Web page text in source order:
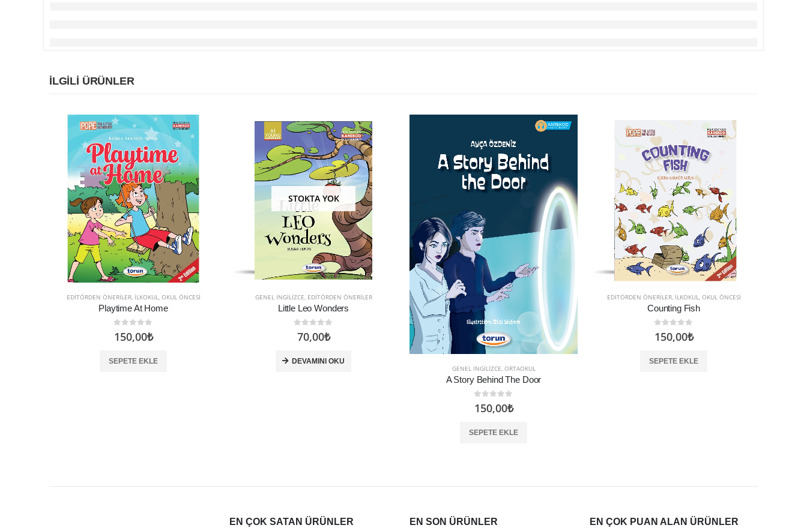
İLGILI ÜRÜNLER
EDITÖRDEN ÖNERILER, İLKOKUL, OKUL ÖNCESI
Playtime At Home
05 üzerinden
150,00₺
SEPETE EKLE
STOKTA YOK
GENEL İNGILIZCE, EDITÖRDEN ÖNERILER
Little Leo Wonders
05 üzerinden
70,00₺
DEVAMINI OKU
GENEL İNGILIZCE, ORTAOKUL
A Story Behind The Door
05 üzerinden
150,00₺
SEPETE EKLE
EDITÖRDEN ÖNERILER, İLKOKUL, OKUL ÖNCESI
Counting Fish
05 üzerinden
150,00₺
SEPETE EKLE
EN ÇOK SATAN ÜRÜNLER EN SON ÜRÜNLER EN ÇOK PUAN ALAN ÜRÜNLER